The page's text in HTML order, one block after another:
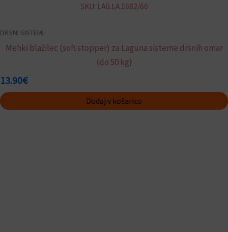
SKU: LAG.LA.1682/60
DRSNI SISTEMI
Mehki blažilec (soft stopper) za Laguna sisteme drsnih omar
(do 50 kg)
13.90€
Dodaj v košarico